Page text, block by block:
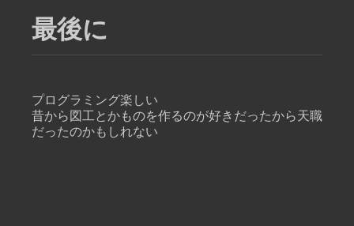
最後に
プログラミング楽しい
昔から図工とかものを作るのが好きだったから天職
だったのかもしれない